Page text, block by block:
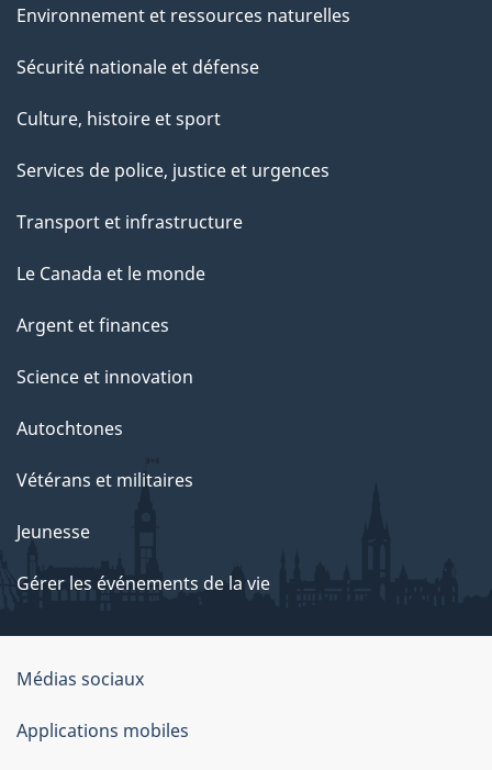
Environnement et ressources naturelles
Sécurité nationale et défense
Culture, histoire et sport
Services de police, justice et urgences
Transport et infrastructure
Le Canada et le monde
Argent et finances
Science et innovation
Autochtones
Vétérans et militaires
Jeunesse
Gérer les événements de la vie
Organisation
du
gouvernement
Médias sociaux
Applications mobiles